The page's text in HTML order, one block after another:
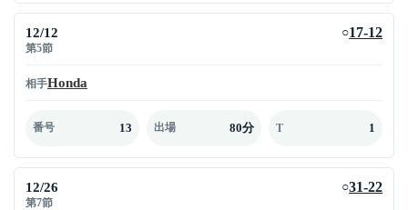
12/12
第5節
○17-12
相手Honda
番号 13 出場 80分 T 1
12/26
第7節
○31-22